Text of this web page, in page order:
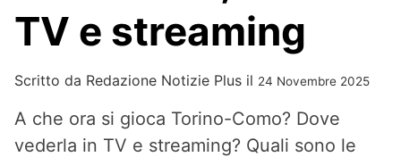
TV e streaming
Scritto da Redazione Notizie Plus il 24 Novembre 2025
A che ora si gioca Torino-Como? Dove
vederla in TV e streaming? Quali sono le